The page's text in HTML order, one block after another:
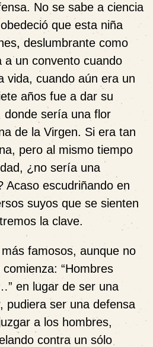
No se sabe a ciencia
que esta niña
deslumbrante como
a un convento cuando
vida, cuando aún era un
años fue a dar su
donde sería una flor
de la Virgen. Si era tan
pero al mismo tiempo
¿no sería una
Acaso escudriñando en
suyos que se sienten
la clave.
famosos, aunque no
“Hombres
en lugar de ser una
pudiera ser una defensa
a los hombres,
contra un sólo